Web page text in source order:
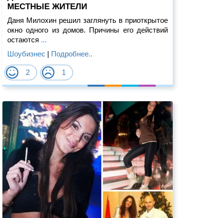
МЕСТНЫЕ ЖИТЕЛИ
Даня Милохин решил заглянуть в приоткрытое
окно одного из домов. Причины его действий
остаются ...
Шоубизнес | Подробнее..
2 1